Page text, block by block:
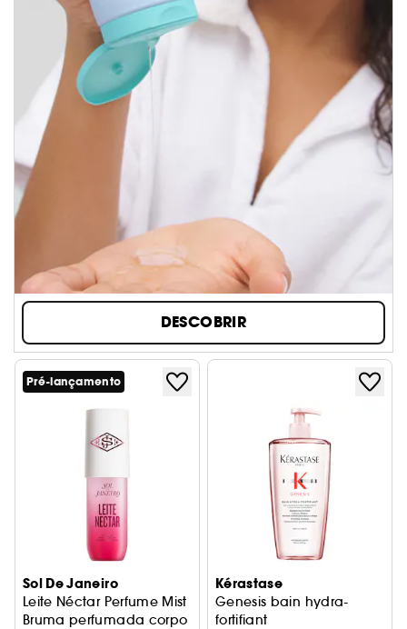
DESCOBRIR
Pré-lançamento
Sol De Janeiro
Leite Néctar Perfume Mist
Bruma perfumada corpo e cabelo
Kérastase
Genesis bain hydra-
fortifiant